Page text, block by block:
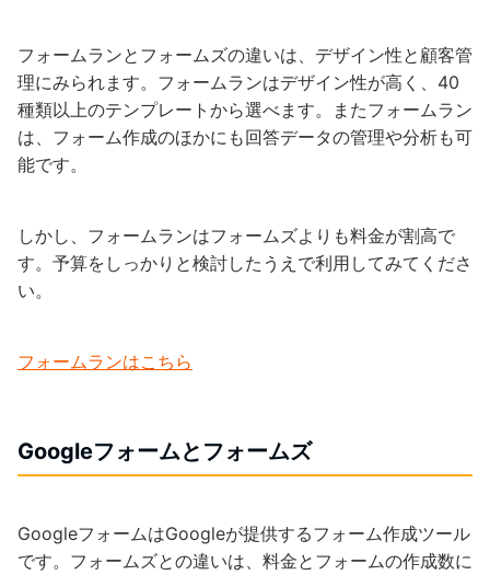
フォームランとフォームズの違いは、デザイン性と顧客管
理にみられます。フォームランはデザイン性が高く、40
種類以上のテンプレートから選べます。またフォームラン
は、フォーム作成のほかにも回答データの管理や分析も可
能です。
しかし、フォームランはフォームズよりも料金が割高で
す。予算をしっかりと検討したうえで利用してみてくださ
い。
フォームランはこちら
Googleフォームとフォームズ
GoogleフォームはGoogleが提供するフォーム作成ツール
です。フォームズとの違いは、料金とフォームの作成数に